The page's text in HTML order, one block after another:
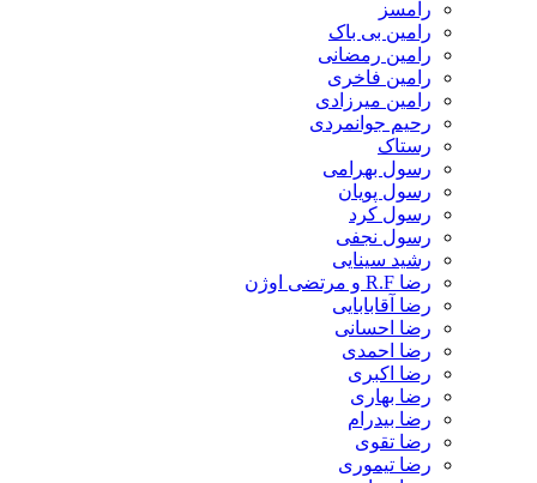
رامسز
رامین بی باک
رامین رمضانی
رامین فاخری
رامین میرزادی
رحیم جوانمردی
رستاک
رسول بهرامی
رسول پویان
رسول کرد
رسول نجفی
رشید سینایی
رضا R.F و مرتضی اوژن
رضا آقابابایی
رضا احسانی
رضا احمدی
رضا اکبری
رضا بهاری
رضا بیدرام
رضا تقوی
رضا تیموری